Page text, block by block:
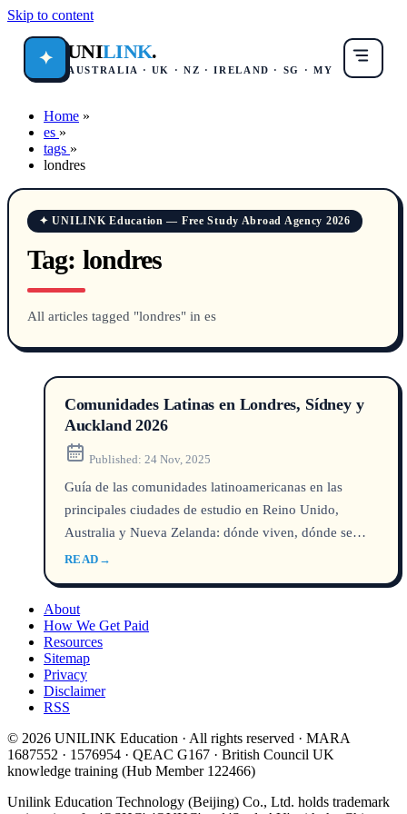
Skip to content
✦ UNILINK.
AUSTRALIA · UK · NZ · IRELAND · SG · MY
Home »
es »
tags »
londres
✦ UNILINK Education — Free Study Abroad Agency 2026
Tag: londres
All articles tagged "londres" in es
Comunidades Latinas en Londres, Sídney y
Auckland 2026
Published: 24 Nov, 2025
Guía de las comunidades latinoamericanas en las
principales ciudades de estudio en Reino Unido,
Australia y Nueva Zelanda: dónde viven, dónde se
reúnen y cómo conectarte en 2026.
READ →
About
How We Get Paid
Resources
Sitemap
Privacy
Disclaimer
RSS
© 2026 UNILINK Education · All rights reserved · MARA
1687552 · 1576954 · QEAC G167 · British Council UK
knowledge training (Hub Member 122466)
Unilink Education Technology (Beijing) Co., Ltd. holds trademark